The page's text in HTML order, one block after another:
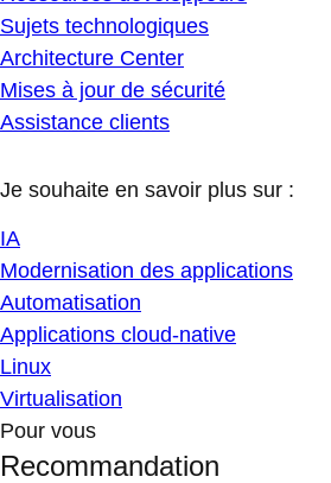
Sujets technologiques
Architecture Center
Mises à jour de sécurité
Assistance clients
Je souhaite en savoir plus sur :
IA
Modernisation des applications
Automatisation
Applications cloud-native
Linux
Virtualisation
Pour vous
Recommandation